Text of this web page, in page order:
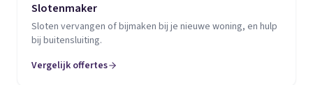
Slotenmaker
Sloten vervangen of bijmaken bij je nieuwe woning, en hulp
bij buitensluiting.
Vergelijk offertes
(opent in een nieuw tabblad)